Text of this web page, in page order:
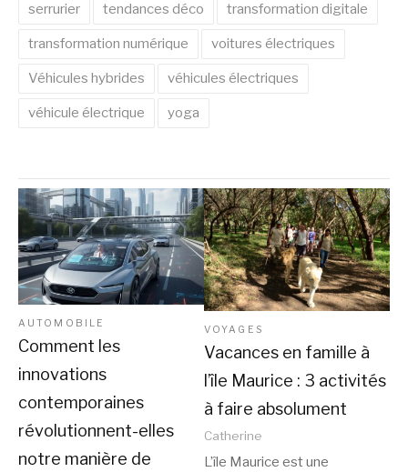
serrurier tendances déco transformation digitale
transformation numérique voitures électriques
Véhicules hybrides véhicules électriques
véhicule électrique yoga
AUTOMOBILE
Comment les
innovations
contemporaines
révolutionnent-elles
notre manière de
VOYAGES
Vacances en famille à
l’île Maurice : 3 activités
à faire absolument
Catherine
L’île Maurice est une